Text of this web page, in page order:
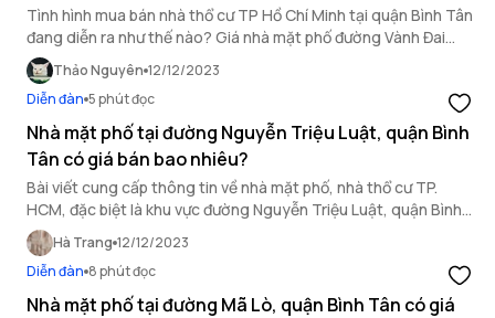
Tình hình mua bán nhà thổ cư TP Hồ Chí Minh tại quận Bình Tân
đang diễn ra như thế nào? Giá nhà mặt phố đường Vành Đai
Trong, quận Bình Tân hiện nay là bao nhiêu? Tìm hiểu ngay.
Thảo Nguyên 12/12/2023
Diễn đàn 5 phút đọc
Nhà mặt phố tại đường Nguyễn Triệu Luật, quận Bình
Tân có giá bán bao nhiêu?
Bài viết cung cấp thông tin về nhà mặt phố, nhà thổ cư TP.
HCM, đặc biệt là khu vực đường Nguyễn Triệu Luật, quận Bình
Tân.
Hà Trang 12/12/2023
Diễn đàn 8 phút đọc
Nhà mặt phố tại đường Mã Lò, quận Bình Tân có giá